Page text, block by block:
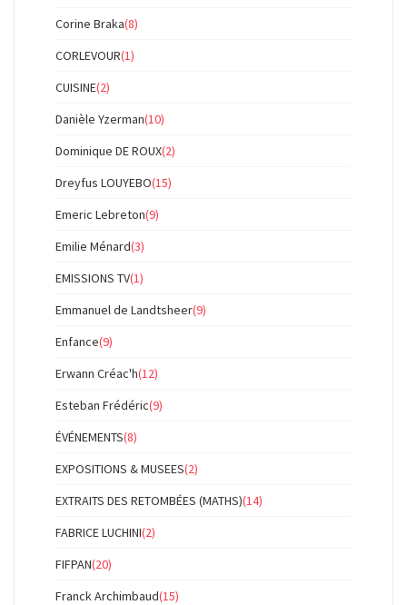
Corine Braka(8)
CORLEVOUR(1)
CUISINE(2)
Danièle Yzerman(10)
Dominique DE ROUX(2)
Dreyfus LOUYEBO(15)
Emeric Lebreton(9)
Emilie Ménard(3)
EMISSIONS TV(1)
Emmanuel de Landtsheer(9)
Enfance(9)
Erwann Créac'h(12)
Esteban Frédéric(9)
ÉVÉNEMENTS(8)
EXPOSITIONS & MUSEES(2)
EXTRAITS DES RETOMBÉES (MATHS)(14)
FABRICE LUCHINI(2)
FIFPAN(20)
Franck Archimbaud(15)